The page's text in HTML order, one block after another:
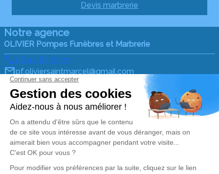
Devis marbrerie
Notre agence
OLIVIER Pompes Funèbres et Marbrerie
06 44 63 67 71
pf.oliviersaintmarcel@gmail.com
12 Parc d'activité de la Paviotaie – 56140 – Saint-
Marcel
4.8/5 – 49 avis
Nos Services
Organiser des Obsèques
Monuments funéraires
Services aux familles
Liens utiles
Avis de décès
Demande de rendez-vous